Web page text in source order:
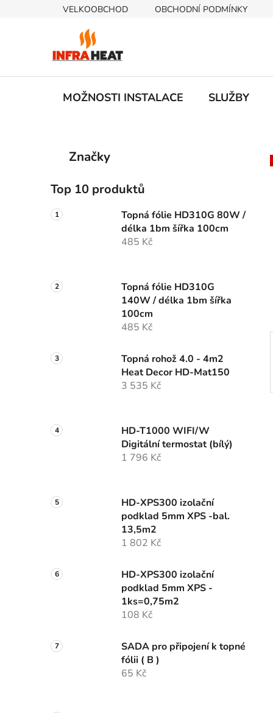
VELKOOBCHOD OBCHODNÍ PODMÍNKY
MOŽNOSTI INSTALACE SLUŽBY
s
t
r
í
p
l
Přeskočit
kategorie
e
o
Značky
Top 10 produktů
Topná fólie HD310G 80W /
délka 1bm šířka 100cm
485 Kč
Topná fólie HD310G
140W / délka 1bm šířka
100cm
485 Kč
Topná rohož 4.0 - 4m2
Heat Decor HD-Mat150
3 535 Kč
HD-T1000 WIFI/W
Digitální termostat (bílý)
1 796 Kč
HD-XPS300 izolační
podklad 5mm XPS -bal.
13,5m2
1 802 Kč
HD-XPS300 izolační
podklad 5mm XPS -
1ks=0,75m2
108 Kč
SADA pro připojení k topné
fólii ( B )
65 Kč